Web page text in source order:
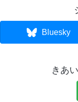
Bluesky
きあ